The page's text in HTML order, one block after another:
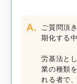
A.
ご質問頂
期化する
労基法と
業の種類
れる者で